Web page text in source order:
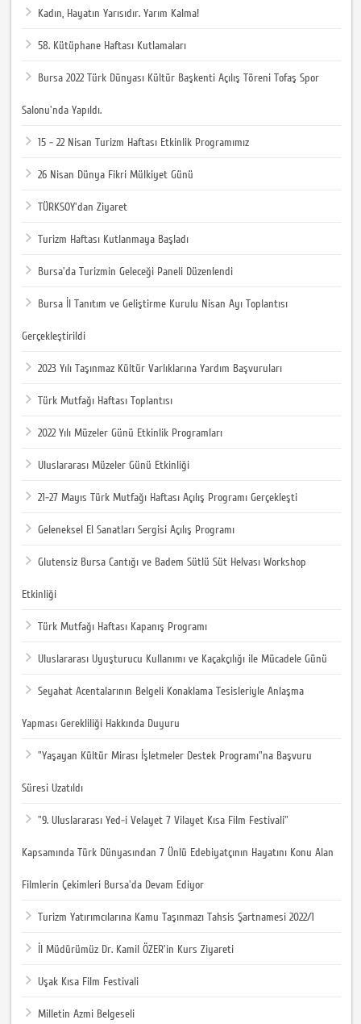
Kadın, Hayatın Yarısıdır. Yarım Kalma!
58. Kütüphane Haftası Kutlamaları
Bursa 2022 Türk Dünyası Kültür Başkenti Açılış Töreni Tofaş Spor
Salonu'nda Yapıldı.
15 - 22 Nisan Turizm Haftası Etkinlik Programımız
26 Nisan Dünya Fikri Mülkiyet Günü
TÜRKSOY'dan Ziyaret
Turizm Haftası Kutlanmaya Başladı
Bursa'da Turizmin Geleceği Paneli Düzenlendi
Bursa İl Tanıtım ve Geliştirme Kurulu Nisan Ayı Toplantısı
Gerçekleştirildi
2023 Yılı Taşınmaz Kültür Varlıklarına Yardım Başvuruları
Türk Mutfağı Haftası Toplantısı
2022 Yılı Müzeler Günü Etkinlik Programları
Uluslararası Müzeler Günü Etkinliği
21-27 Mayıs Türk Mutfağı Haftası Açılış Programı Gerçekleşti
Geleneksel El Sanatları Sergisi Açılış Programı
Glutensiz Bursa Cantığı ve Badem Sütlü Süt Helvası Workshop
Etkinliği
Türk Mutfağı Haftası Kapanış Programı
Uluslararası Uyuşturucu Kullanımı ve Kaçakçılığı ile Mücadele Günü
Seyahat Acentalarının Belgeli Konaklama Tesisleriyle Anlaşma
Yapması Gerekliliği Hakkında Duyuru
"Yaşayan Kültür Mirası İşletmeler Destek Programı"na Başvuru
Süresi Uzatıldı
"9. Uluslararası Yed-i Velayet 7 Vilayet Kısa Film Festivali"
Kapsamında Türk Dünyasından 7 Ünlü Edebiyatçının Hayatını Konu Alan
Filmlerin Çekimleri Bursa'da Devam Ediyor
Turizm Yatırımcılarına Kamu Taşınmazı Tahsis Şartnamesi 2022/1
İl Müdürümüz Dr. Kamil ÖZER'in Kurs Ziyareti
Uşak Kısa Film Festivali
Milletin Azmi Belgeseli